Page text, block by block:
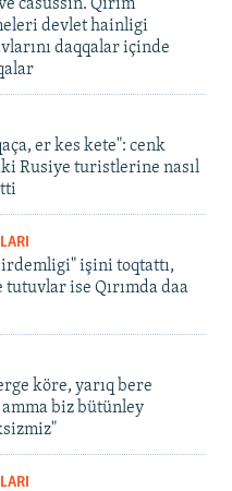
casussıñ. Qırım
devlet hainligi
daqqalar içinde
er kes kete": cenk
Rusiye turistlerine nasıl
işini toqtattı,
ise Qırımda daa
köre, yarıq bere
biz bütünley